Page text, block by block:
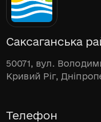
Саксаганська
50071, вул.
Кривий Ріг,
Телефон